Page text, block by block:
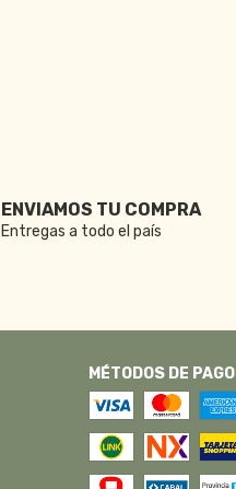
ENVIAMOS TU COMPRA
Entregas a todo el país
MÉTODOS DE PAGO